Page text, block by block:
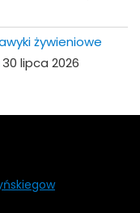
żywieniowe
30 lipca 2026